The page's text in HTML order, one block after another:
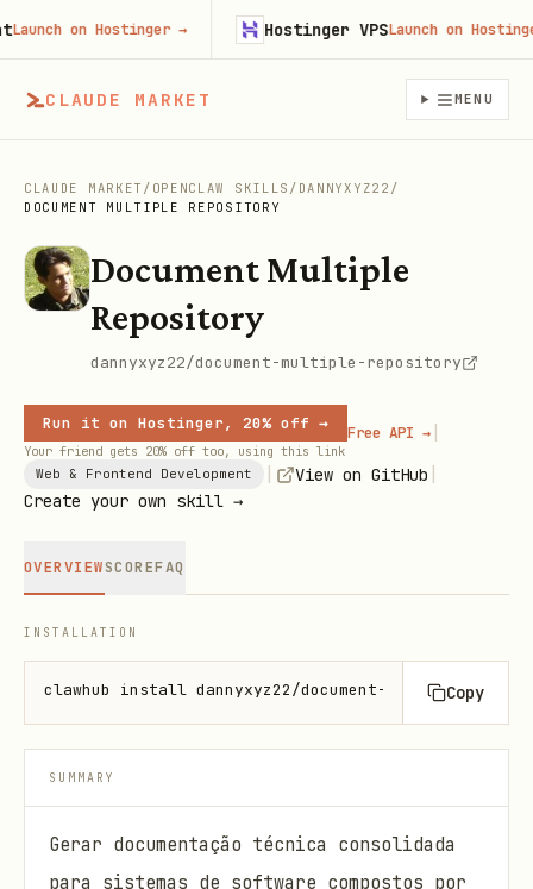
CLAUDE MARKET MENU
CLAUDE MARKET / OPENCLAW SKILLS / DANNYXYZ22 /
DOCUMENT MULTIPLE REPOSITORY
Document Multiple
Repository
dannyxyz22/document-multiple-repository
Run it on Hostinger, 20% off →
Your friend gets 20% off too, using this link
Free API → |
Web & Frontend Development View on GitHub
Create your own skill →
OVERVIEWSCOREFAQ
INSTALLATION
clawhub install dannyxyz22/document-multiple-
Copy
SUMMARY
Gerar documentação técnica consolidada
para sistemas de software compostos por
on Hostinger→ Hostinger VPS Launch on Hostinger→